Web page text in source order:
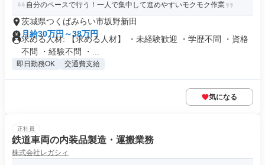
自分のペースで行う！一人で集中して進めやすいモクモク作業
茨城県つくばみらい市坂野新田
月給30万円～38万円
求める人材: 【求める人材】 ・未経験歓迎 ・学歴不問 ・資格
不問 ・経験不問 ・...
即日勤務OK 交通費支給
気になる
正社員
鉄道車両の内装品製造・運搬業務
株式会社レガシィ